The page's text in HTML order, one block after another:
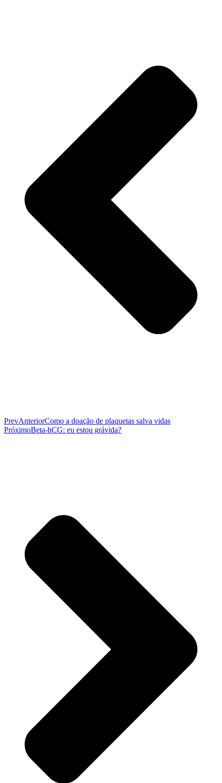
PrevAnteriorComo a doação de plaquetas salva vidas
PróximoBeta-hCG: eu estou grávida?